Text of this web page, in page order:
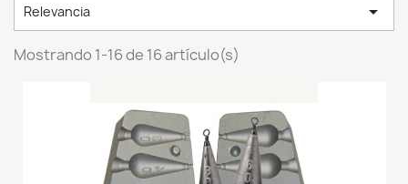
Relevancia

Mostrando 1-16 de 16 artículo(s)